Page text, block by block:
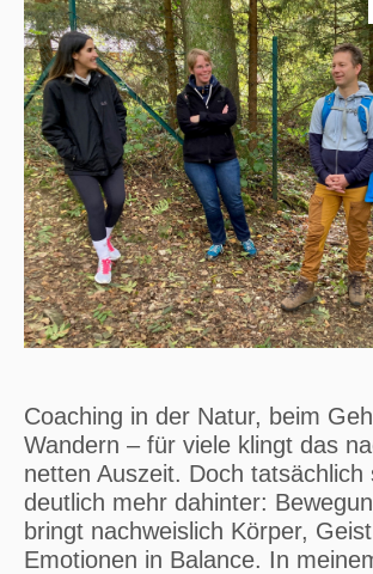
Coaching in der Natur, beim
Wandern – für viele klingt das
netten Auszeit. Doch tatsächlich
deutlich mehr dahinter:
bringt nachweislich Körper,
Emotionen in Balance. In